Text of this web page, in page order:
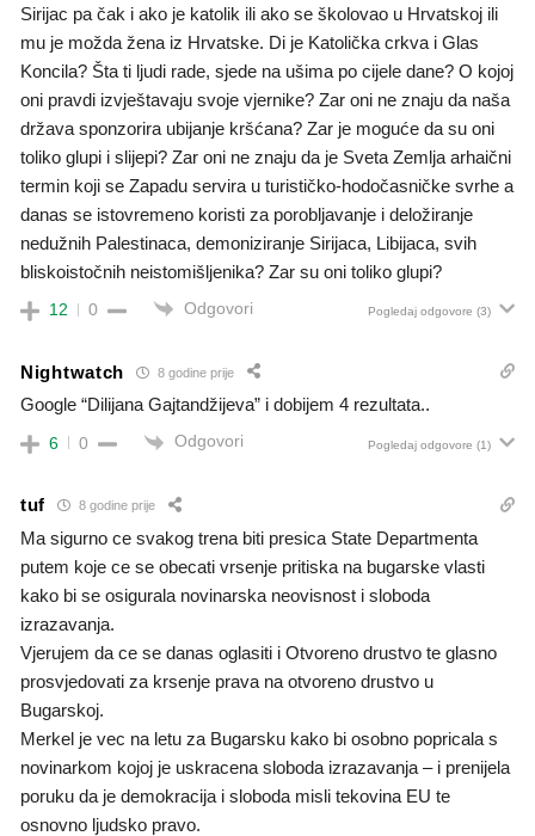
Sirijac pa čak i ako je katolik ili ako se školovao u Hrvatskoj ili
mu je možda žena iz Hrvatske. Di je Katolička crkva i Glas
Koncila? Šta ti ljudi rade, sjede na ušima po cijele dane? O kojoj
oni pravdi izvještavaju svoje vjernike? Zar oni ne znaju da naša
država sponzorira ubijanje kršćana? Zar je moguće da su oni
toliko glupi i slijepi? Zar oni ne znaju da je Sveta Zemlja arhaični
termin koji se Zapadu servira u turističko-hodočasničke svrhe a
danas se istovremeno koristi za porobljavanje i deložiranje
nedužnih Palestinaca, demoniziranje Sirijaca, Libijaca, svih
bliskoistočnih neistomišljenika? Zar su oni toliko glupi?
12 0 Odgovori Pogledaj odgovore (3)
Nightwatch 8 godine prije
Google “Dilijana Gajtandžijeva” i dobijem 4 rezultata..
6 0 Odgovori Pogledaj odgovore (1)
tuf 8 godine prije
Ma sigurno ce svakog trena biti presica State Departmenta
putem koje ce se obecati vrsenje pritiska na bugarske vlasti
kako bi se osigurala novinarska neovisnost i sloboda
izrazavanja.
Vjerujem da ce se danas oglasiti i Otvoreno drustvo te glasno
prosvjedovati za krsenje prava na otvoreno drustvo u
Bugarskoj.
Merkel je vec na letu za Bugarsku kako bi osobno popricala s
novinarkom kojoj je uskracena sloboda izrazavanja – i prenijela
poruku da je demokracija i sloboda misli tekovina EU te
osnovno ljudsko pravo.